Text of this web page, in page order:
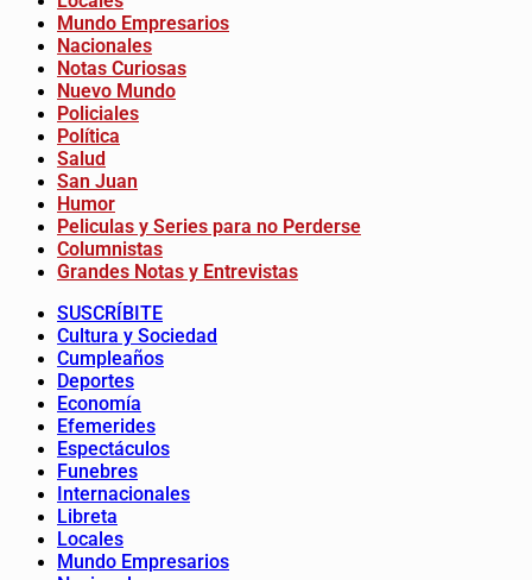
Mundo Empresarios
Nacionales
Notas Curiosas
Nuevo Mundo
Policiales
Política
Salud
San Juan
Humor
Peliculas y Series para no Perderse
Columnistas
Grandes Notas y Entrevistas
SUSCRÍBITE
Cultura y Sociedad
Cumpleaños
Deportes
Economía
Efemerides
Espectáculos
Funebres
Internacionales
Libreta
Locales
Mundo Empresarios